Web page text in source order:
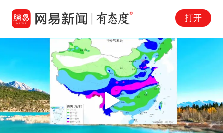
打开
Play